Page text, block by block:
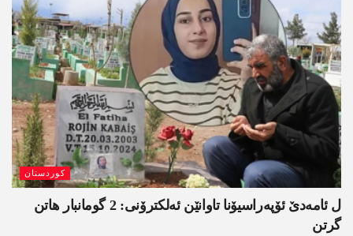
کوردستان
ل ئامەدێ ئۆپەراسیۆنا تاوانێن ئەلکترۆنی: 2 گومانبار ھاتن
گرتن